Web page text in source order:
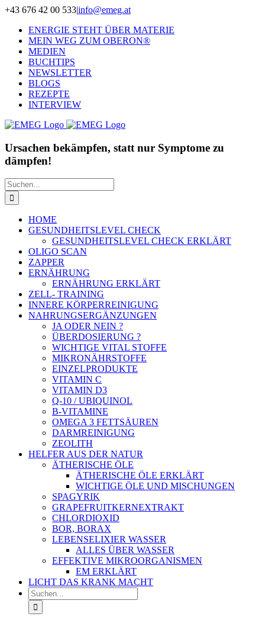
Zum
springen
+43 676 42 00 533|info@emeg.at
ENERGIE STEHT ÜBER MATERIE
MEIN WEG ZUM OBERON®
MEDIEN
BUCHTIPS
NEWSLETTER
BLOGS
REZEPTE
INTERVIEW
Ursachen bekämpfen, statt nur Symptome zu
dämpfen!
Suche
nach:
HOME
GESUNDHEITSLEVEL CHECK
GESUNDHEITSLEVEL CHECK ERKLÄRT
OLIGO SCAN
ZAPPER
ERNÄHRUNG
ERNÄHRUNG ERKLÄRT
ZELL- TRAINING
INNERE KÖRPERREINIGUNG
NAHRUNGSERGÄNZUNGEN
JA ODER NEIN ?
ÜBERDOSIERUNG ?
WICHTIGE VITAL STOFFE
MIKRONÄHRSTOFFE
EINZELPRODUKTE
VITAMIN C
VITAMIN D3
Q-10 / UBIQUINOL
B-VITAMINE
OMEGA 3 FETTSÄUREN
DARMREINIGUNG
ZEOLITH
HELFER AUS DER NATUR
ÄTHERISCHE ÖLE
ÄTHERISCHE ÖLE ERKLÄRT
WICHTIGE ÖLE UND MISCHUNGEN
SPAGYRIK
GRAPEFRUITKERNEXTRAKT
CHLORDIOXID
BOR, BORAX
LEBENSELIXIER WASSER
ALLES ÜBER WASSER
EFFEKTIVE MIKROORGANISMEN
EM ERKLÄRT
LICHT DAS KRANK MACHT
Suche
nach: